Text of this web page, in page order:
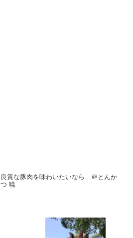
良質な豚肉を味わいたいなら…＠とんか
つ 暁